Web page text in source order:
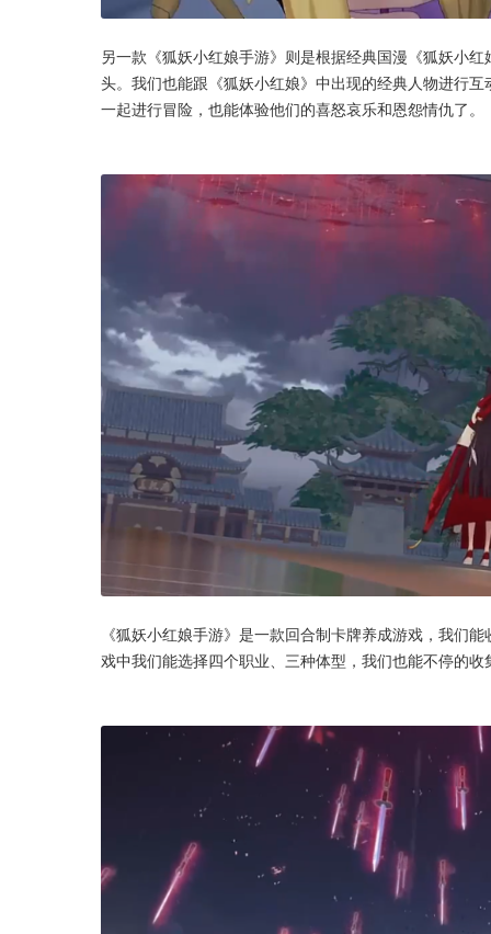
另一款《狐妖小红娘手游》则是根据经典国漫《狐妖小
头。我们也能跟《狐妖小红娘》中出现的经典人物进行
一起进行冒险，也能体验他们的喜怒哀乐和恩怨情仇了。
《狐妖小红娘手游》是一款回合制卡牌养成游戏，我们
戏中我们能选择四个职业、三种体型，我们也能不停的